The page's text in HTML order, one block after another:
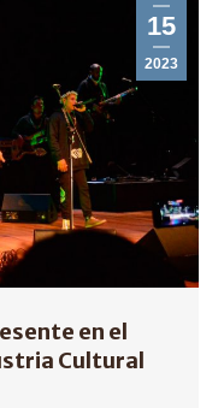
15
2023
en el
Cultural